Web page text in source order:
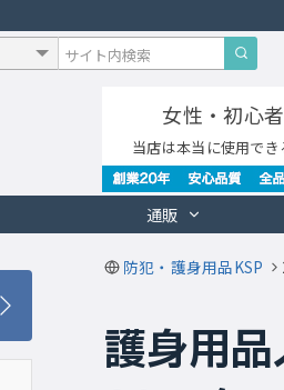
女性・初心
当店は本当に使用で
通販
防犯・護身用品KSP
護身用